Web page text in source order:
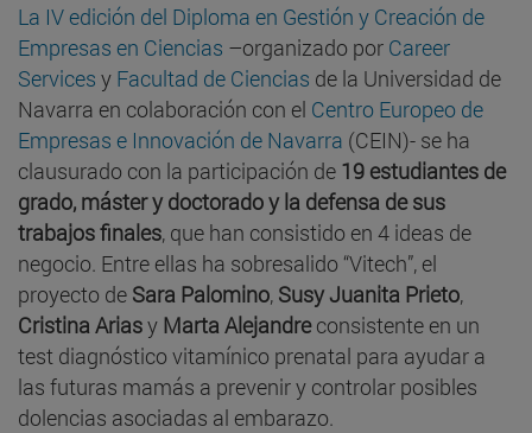
La IV edición del Diploma en Gestión y Creación de
Empresas en Ciencias –organizado por Career
Services y Facultad de Ciencias de la Universidad de
Navarra en colaboración con el Centro Europeo de
Empresas e Innovación de Navarra (CEIN)- se ha
clausurado con la participación de 19 estudiantes de
grado, máster y doctorado y la defensa de sus
trabajos finales, que han consistido en 4 ideas de
negocio. Entre ellas ha sobresalido “Vitech”, el
proyecto de Sara Palomino, Susy Juanita Prieto,
Cristina Ariasy Marta Alejandreconsistente en un
test diagnóstico vitamínico prenatal para ayudar a
las futuras mamás a prevenir y controlar posibles
dolencias asociadas al embarazo.